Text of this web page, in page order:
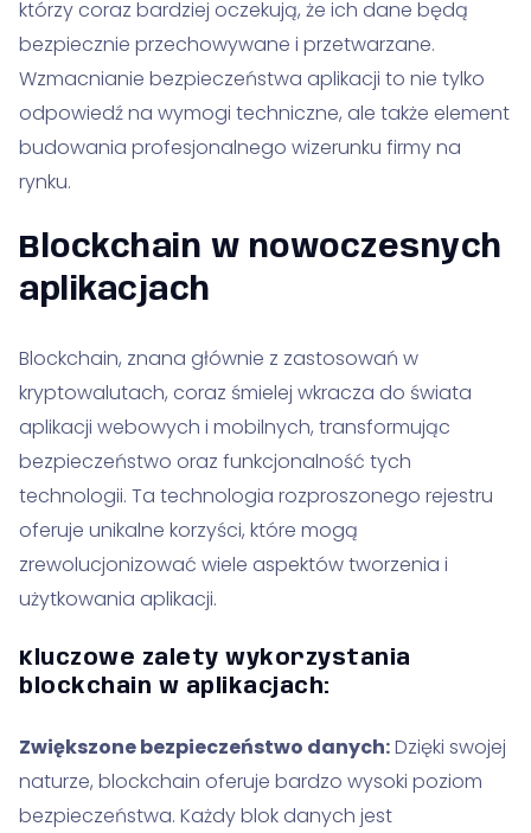
którzy coraz bardziej oczekują, że ich dane będą
bezpiecznie przechowywane i przetwarzane.
Wzmacnianie bezpieczeństwa aplikacji to nie tylko
odpowiedź na wymogi techniczne, ale także element
budowania profesjonalnego wizerunku firmy na
rynku.
Blockchain w nowoczesnych
aplikacjach
Blockchain, znana głównie z zastosowań w
kryptowalutach, coraz śmielej wkracza do świata
aplikacji webowych i mobilnych, transformując
bezpieczeństwo oraz funkcjonalność tych
technologii. Ta technologia rozproszonego rejestru
oferuje unikalne korzyści, które mogą
zrewolucjonizować wiele aspektów tworzenia i
użytkowania aplikacji.
Kluczowe zalety wykorzystania
blockchain w aplikacjach:
Zwiększone bezpieczeństwo danych:Dzięki swojej
naturze, blockchain oferuje bardzo wysoki poziom
bezpieczeństwa. Każdy blok danych jest